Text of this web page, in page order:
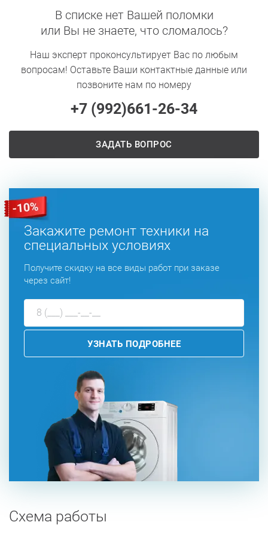
В списке нет Вашей поломки
или Вы не знаете, что сломалось?
Наш эксперт проконсультирует Вас по любым
вопросам! Оставьте Ваши контактные данные или
позвоните нам по номеру
+7 (992)661-26-34
ЗАДАТЬ ВОПРОС
Закажите ремонт техники на
специальных условиях
Получите скидку на все виды работ при заказе
через сайт!
УЗНАТЬ ПОДРОБНЕЕ
Схема работы